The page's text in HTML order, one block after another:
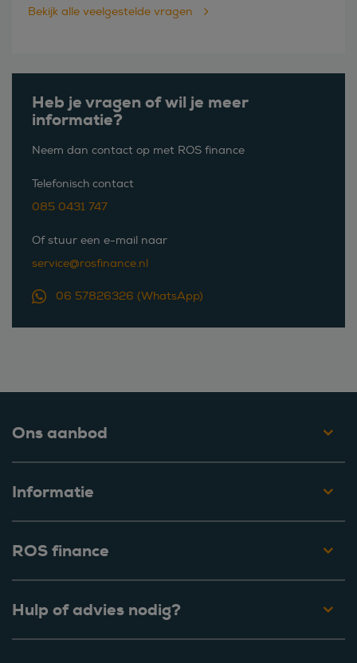
Heb je vragen of wil je meer
informatie?
Neem dan contact op met ROS finance
Telefonisch contact
085 0431 747
Of stuur een e-mail naar
service@rosfinance.nl
06 57826326 (WhatsApp)
Bekijk alle veelgestelde vragen
Ons aanbod
Informatie
ROS finance
Hulp of advies nodig?